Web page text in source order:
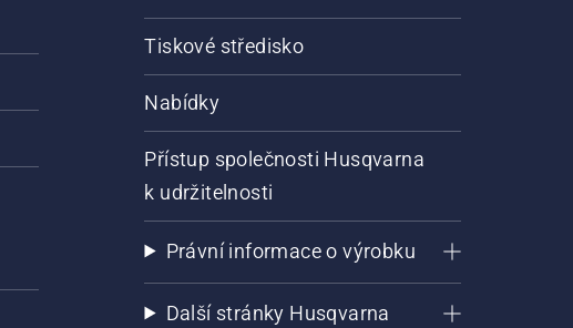
Tiskové středisko
Nabídky
Přístup společnosti Husqvarna
k udržitelnosti
Právní informace o výrobku
Další stránky Husqvarna